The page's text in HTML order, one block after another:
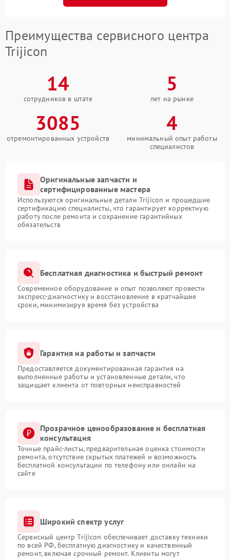
Преимущества сервисного центра
Trijicon
14
сотрудников в штате
5
лет на рынке
3085
отремонтированных устройств
4
минимальный опыт работы
специалистов
Оригинальные запчасти и
сертифицированные мастера
Используются оригинальные детали Trijicon и прошедшие
сертификацию специалисты, что гарантирует корректную
работу после ремонта и сохранение гарантийных
обязательств
Бесплатная диагностика и быстрый ремонт
Современное оборудование и опыт позволяют провести
экспресс-диагностику и восстановление в кратчайшие
сроки, минимизируя время без устройства
Гарантия на работы и запчасти
Предоставляется документированная гарантия на
выполненные работы и установленные детали, что
защищает клиента от повторных неисправностей
Прозрачное ценообразование и бесплатная
консультация
Точные прайс-листы, предварительная оценка стоимости
ремонта, отсутствие скрытых платежей и возможность
бесплатной консультации по телефону или онлайн на
сайте
Широкий спектр услуг
Сервисный центр Trijicon обеспечивает доставку техники
по всей РФ, бесплатную диагностику и качественный
ремонт, включая срочный ремонт. Клиенты могут